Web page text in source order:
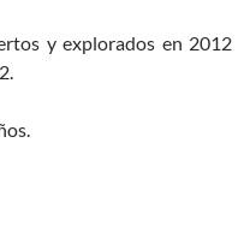
y explorados en 2012